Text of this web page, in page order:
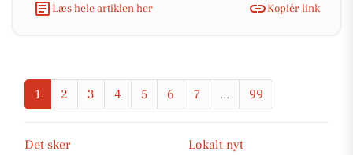
Læs hele artiklen her
Kopiér link
1 2 3 4 5 6 7 ... 99
Det sker
Lokalt nyt